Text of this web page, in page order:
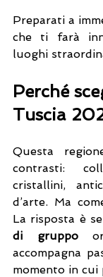
Preparati a
che ti farà
luoghi
Perché
Tuscia
Questa
contrasti:
cristallini,
d’arte. Ma
La risposta è
di gruppo
accompagna
momento in cui